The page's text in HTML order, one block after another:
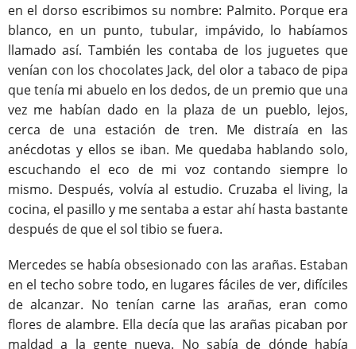
en el dorso escribimos su nombre: Palmito. Porque era
blanco, en un punto, tubular, impávido, lo habíamos
llamado así. También les contaba de los juguetes que
venían con los chocolates Jack, del olor a tabaco de pipa
que tenía mi abuelo en los dedos, de un premio que una
vez me habían dado en la plaza de un pueblo, lejos,
cerca de una estación de tren. Me distraía en las
anécdotas y ellos se iban. Me quedaba hablando solo,
escuchando el eco de mi voz contando siempre lo
mismo. Después, volvía al estudio. Cruzaba el living, la
cocina, el pasillo y me sentaba a estar ahí hasta bastante
después de que el sol tibio se fuera.
Mercedes se había obsesionado con las arañas. Estaban
en el techo sobre todo, en lugares fáciles de ver, difíciles
de alcanzar. No tenían carne las arañas, eran como
flores de alambre. Ella decía que las arañas picaban por
maldad a la gente nueva. No sabía de dónde había